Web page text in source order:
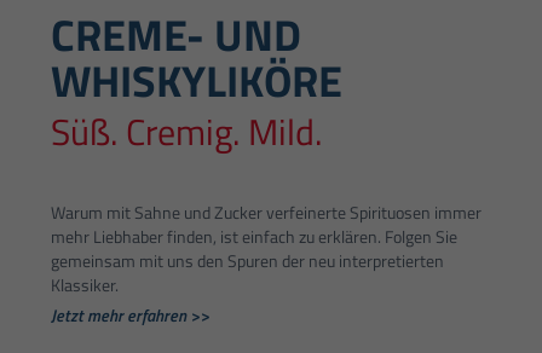
CREME- UND
WHISKYLIKÖRE
Süß. Cremig. Mild.
Warum mit Sahne und Zucker verfeinerte Spirituosen immer
mehr Liebhaber finden, ist einfach zu erklären. Folgen Sie
gemeinsam mit uns den Spuren der neu interpretierten
Klassiker.
Jetzt mehr erfahren >>